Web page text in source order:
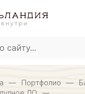
— Портфолио —